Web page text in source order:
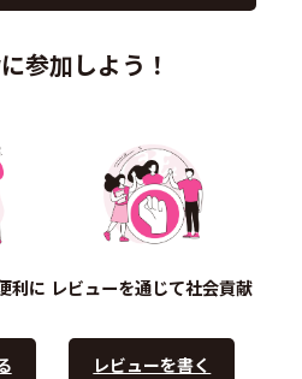
参加しよう！
利に レビューを通じて社会貢献
レビューを書く